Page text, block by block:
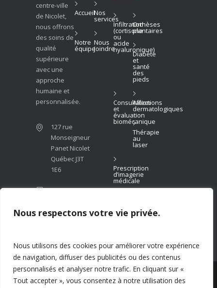
Nous respectons votre vie privée.
Nous utilisons des cookies pour améliorer votre expérience
de navigation, diffuser des publicités ou des contenus
personnalisés et analyser notre trafic. En cliquant sur «
Tout accepter », vous consentez à notre utilisation des
centre-ville
de Nicolet,
nous offrons
des soins de
qualité
supérieure
avec une
approche
humaine et
personnalisée.
127 rue
Monseigneur
Panet Nicolet
Québec J3T
1E6
(819)
6999
AccueilNos
services
Notre
équipe
Nous
Joindre
Infiltration
(cortisone
ou
acide
hyaluronique)
Orthèses
plantaires
Diabète
et
santé
des
pieds
Consultation
et
évaluation
biomécanique
Affections
dermatologiques
Thérapie
au
laser
Prescription
d’imagerie
médicale
© 2026 Clinique podiatrique de Nicolet. Tous
droits réservés. Propulsé par Patient7.